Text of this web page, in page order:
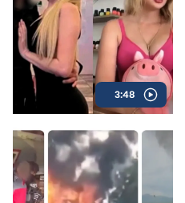
3:48